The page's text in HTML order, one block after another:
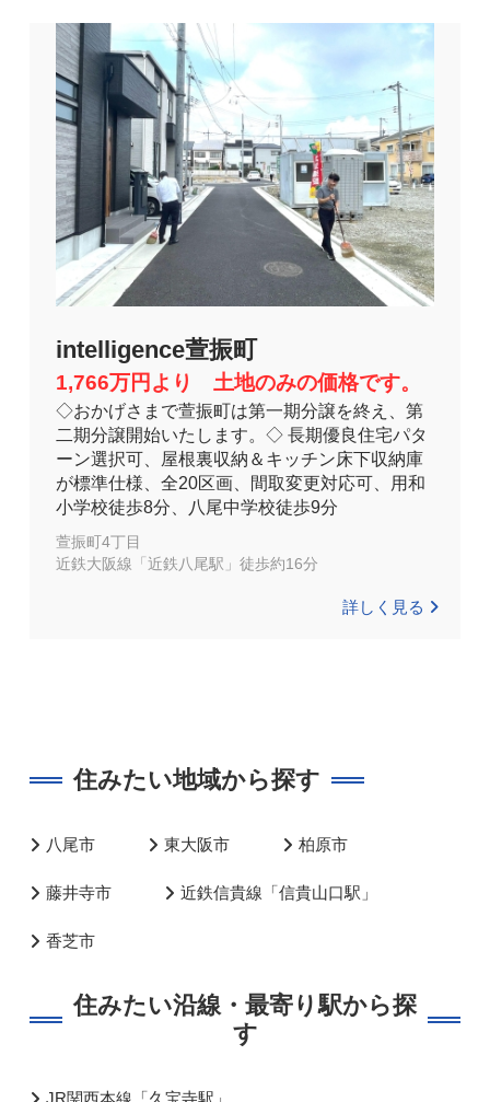
intelligence萱振町
1,766万円より 土地のみの価格です。
◇おかげさまで萱振町は第一期分譲を終え、第
二期分譲開始いたします。◇ 長期優良住宅パタ
ーン選択可、屋根裏収納＆キッチン床下収納庫
が標準仕様、全20区画、間取変更対応可、用和
小学校徒歩8分、八尾中学校徒歩9分
萱振町4丁目
近鉄大阪線「近鉄八尾駅」徒歩約16分
詳しく見る
住みたい地域から探す
八尾市 東大阪市 柏原市
藤井寺市 近鉄信貴線「信貴山口駅」
香芝市
住みたい沿線・最寄り駅から探
す
JR関西本線「久宝寺駅」